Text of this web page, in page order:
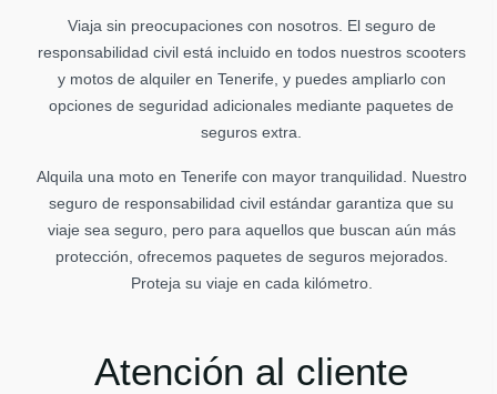
Viaja sin preocupaciones con nosotros. El seguro de
responsabilidad civil está incluido en todos nuestros scooters
y motos de alquiler en Tenerife, y puedes ampliarlo con
opciones de seguridad adicionales mediante paquetes de
seguros extra.
Alquila una moto en Tenerife con mayor tranquilidad. Nuestro
seguro de responsabilidad civil estándar garantiza que su
viaje sea seguro, pero para aquellos que buscan aún más
protección, ofrecemos paquetes de seguros mejorados.
Proteja su viaje en cada kilómetro.
Atención al cliente